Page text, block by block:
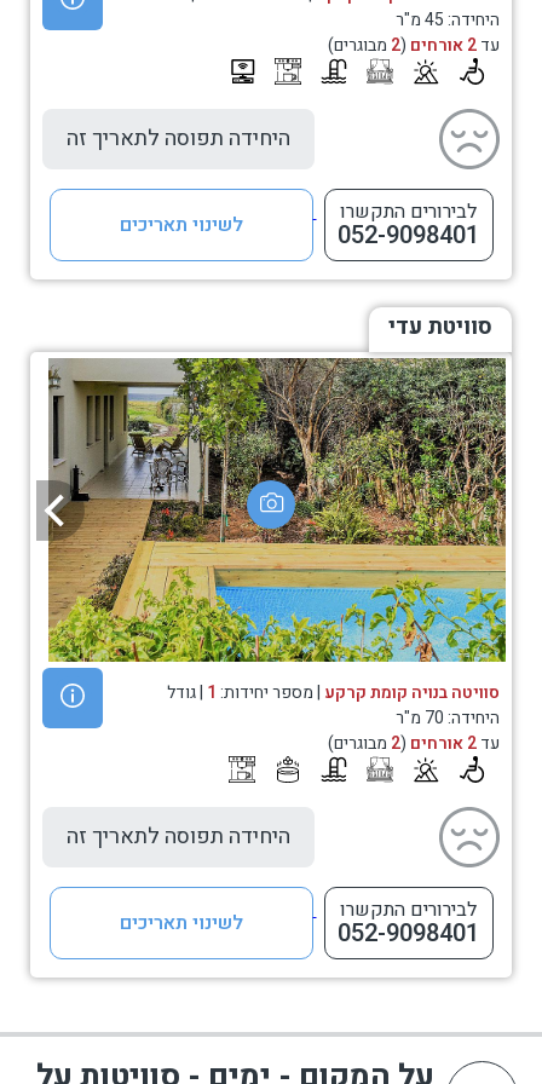
היחידה: 45 מ"ר
עד2 אורחים (
2 מבוגרים)
היחידה תפוסה לתאריך זה
לבירורים התקשרו
052-9098401 לשינוי תאריכים
סוויטת עדי
סוויטה בנויה קומת קרקע | מספר יחידות: 1 | גודל
היחידה: 70 מ"ר
עד2 אורחים (
2 מבוגרים)
היחידה תפוסה לתאריך זה
לבירורים התקשרו
052-9098401 לשינוי תאריכים